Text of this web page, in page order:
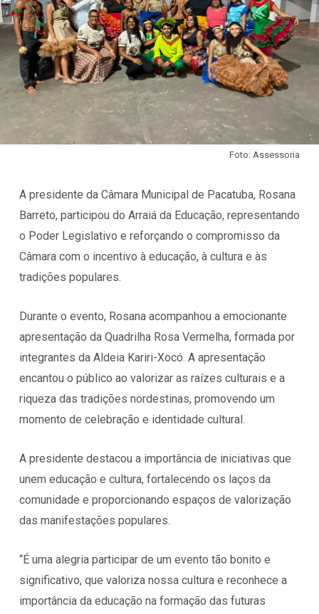
Foto: Assessoria
A presidente da Câmara Municipal de Pacatuba, Rosana
Barreto, participou do Arraiá da Educação, representando
o Poder Legislativo e reforçando o compromisso da
Câmara com o incentivo à educação, à cultura e às
tradições populares.
Durante o evento, Rosana acompanhou a emocionante
apresentação da Quadrilha Rosa Vermelha, formada por
integrantes da Aldeia Kariri-Xocó. A apresentação
encantou o público ao valorizar as raízes culturais e a
riqueza das tradições nordestinas, promovendo um
momento de celebração e identidade cultural.
A presidente destacou a importância de iniciativas que
unem educação e cultura, fortalecendo os laços da
comunidade e proporcionando espaços de valorização
das manifestações populares.
“É uma alegria participar de um evento tão bonito e
significativo, que valoriza nossa cultura e reconhece a
importância da educação na formação das futuras